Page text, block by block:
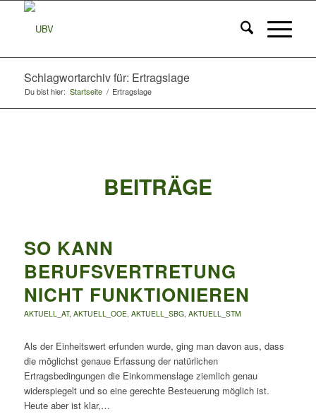
Schlagwortarchiv für: Ertragslage
Du bist hier: Startseite / Ertragslage
BEITRÄGE
SO KANN
BERUFSVERTRETUNG
NICHT FUNKTIONIEREN
AKTUELL_AT, AKTUELL_OOE, AKTUELL_SBG, AKTUELL_STM
Als der Einheitswert erfunden wurde, ging man davon aus, dass
die möglichst genaue Erfassung der natürlichen
Ertragsbedingungen die Einkommenslage ziemlich genau
widerspiegelt und so eine gerechte Besteuerung möglich ist.
Heute aber ist klar,…